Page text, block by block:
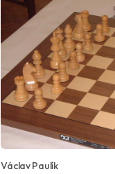
Václav Paulík